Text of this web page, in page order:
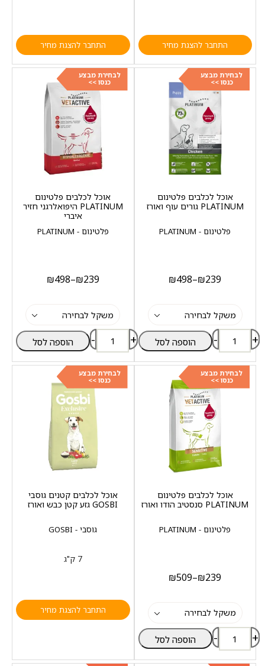
התחבר להצגת מחיר התחבר להצגת מחיר
לבחירת מבצע
כנסו >>
פלטינום - PLATINUM
אוכל לכלבים פלטינום
PLATINUM גורים עוף ואורז
₪239
–
₪498
- + הוספה לסל
לבחירת מבצע
כנסו >>
פלטינום - PLATINUM
אוכל לכלבים פלטינום
PLATINUM היפואלרגני חזיר
איברי
₪239
–
₪498
- + הוספה לסל
לבחירת מבצע
כנסו >>
פלטינום - PLATINUM
אוכל לכלבים פלטינום
PLATINUM סנסטיב הודו ואורז
₪239
–
₪509
- + הוספה לסל
לבחירת מבצע
כנסו >>
גוסבי - GOSBI
אוכל לכלבים קטנים גוסבי
GOSBI גזע קטן כבש ואורז
7 ק"ג
התחבר להצגת מחיר